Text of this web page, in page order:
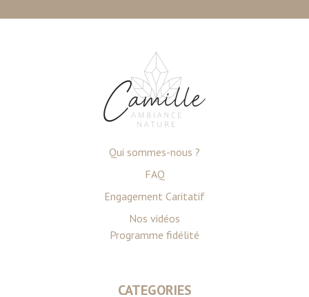
Qui sommes-nous ?
FAQ
Engagement Caritatif
Nos vidéos
Programme fidélité
CATEGORIES